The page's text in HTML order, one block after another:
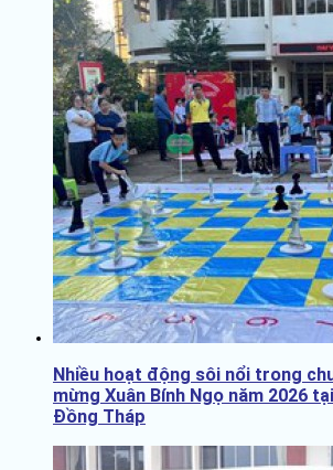
Nhiều hoạt động sôi nổi trong
mừng Xuân Bính Ngọ năm 2026
Đồng Tháp